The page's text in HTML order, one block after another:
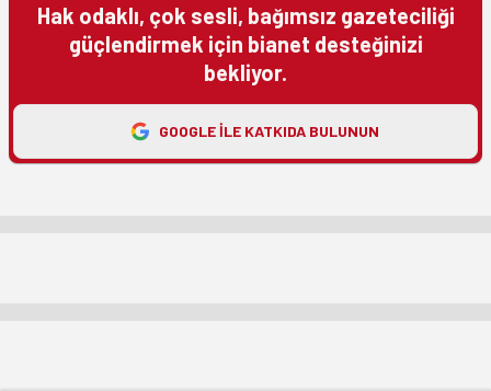
Hak odaklı, çok sesli, bağımsız gazeteciliği
güçlendirmek için bianet desteğinizi
bekliyor.
GOOGLE ILE KATKIDA BULUNUN